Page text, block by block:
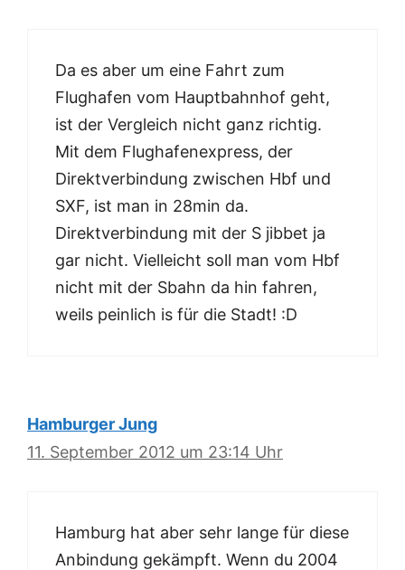
Da es aber um eine Fahrt zum
Flughafen vom Hauptbahnhof geht,
ist der Vergleich nicht ganz richtig.
Mit dem Flughafenexpress, der
Direktverbindung zwischen Hbf und
SXF, ist man in 28min da.
Direktverbindung mit der S jibbet ja
gar nicht. Vielleicht soll man vom Hbf
nicht mit der Sbahn da hin fahren,
weils peinlich is für die Stadt! :D
Hamburger Jung
11. September 2012 um 23:14 Uhr
Hamburg hat aber sehr lange für diese
Anbindung gekämpft. Wenn du 2004